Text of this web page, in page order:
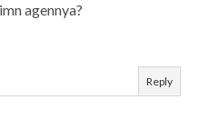
agennya?
Reply